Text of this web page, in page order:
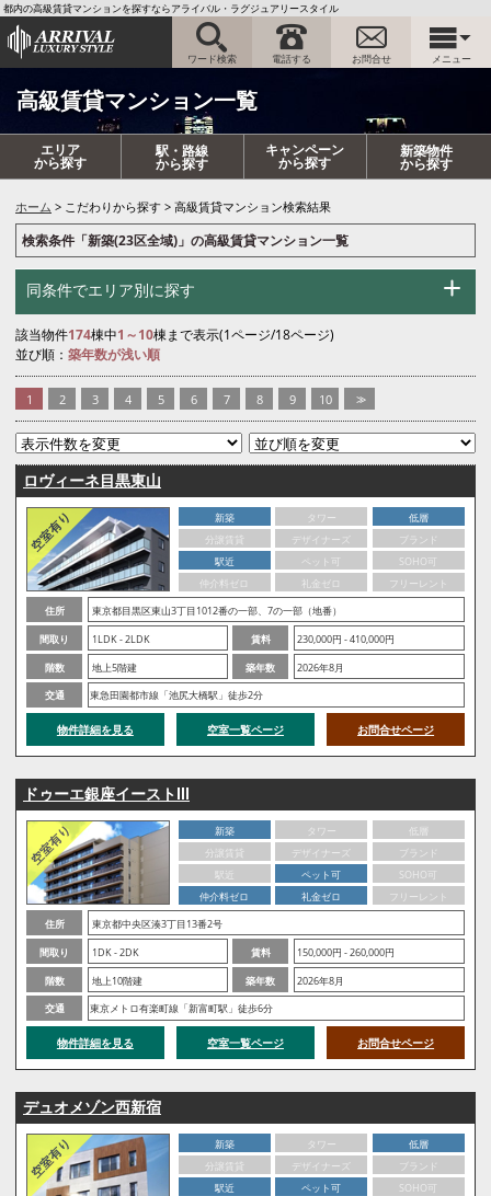
都内の高級賃貸マンションを探すならアライバル・ラグジュアリースタイル
ワード検索 電話する お問合せ メニュー
高級賃貸マンション一覧
エリア
から探す
駅・路線
から探す
キャンペーン
から探す
新築物件
から探す
ホーム こだわりから探す 高級賃貸マンション検索結果
検索条件「新築(23区全域)」の高級賃貸マンション一覧
同条件でエリア別に探す
該当物件174棟中1～10棟まで表示(1ページ/18ページ)
並び順： 築年数が浅い順
1 2 3 4 5 6 7 8 9 10 >>
ロヴィーネ目黒東山
新築 タワー
低層
分譲賃貸
デザイナーズ
ブランド
駅近
ペット可
SOHO可
仲介料ゼロ
礼金ゼロ
フリーレント
住所
東京都目黒区東山3丁目1012番の一部、7の一部（地番）
間取り
1LDK - 2LDK 賃料
230,000円 - 410,000円
階数
地上5階建 築年数
2026年8月
交通
東急田園都市線「池尻大橋駅」徒歩2分
物件詳細を見る 空室一覧ページ お問合せページ
ドゥーエ銀座イーストⅢ
新築 タワー
低層
分譲賃貸
デザイナーズ
ブランド
駅近
ペット可
SOHO可
仲介料ゼロ
礼金ゼロ
フリーレント
住所
東京都中央区湊3丁目13番2号
間取り
1DK - 2DK 賃料
150,000円 - 260,000円
階数
地上10階建 築年数
2026年8月
交通
東京メトロ有楽町線「新富町駅」徒歩6分
物件詳細を見る 空室一覧ページ お問合せページ
デュオメゾン西新宿
新築 タワー
低層
分譲賃貸
デザイナーズ
ブランド
駅近
ペット可
SOHO可